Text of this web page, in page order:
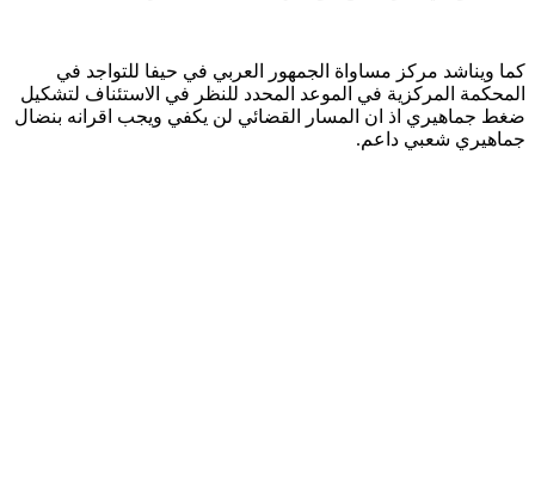
كما ويناشد مركز مساواة الجمهور العربي في حيفا للتواجد في
المحكمة المركزية في الموعد المحدد للنظر في الاستئناف لتشكيل
ضغط جماهيري اذ ان المسار القضائي لن يكفي ويجب اقرانه بنضال
جماهيري شعبي داعم.